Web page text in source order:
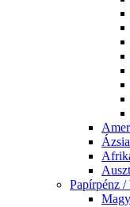
Ázsia
Papírpénz /